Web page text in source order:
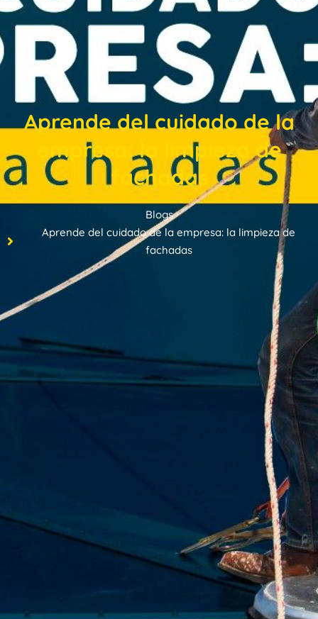
Aprende del cuidado de la
empresa: la limpieza de
fachadas
Blogs
Aprende del cuidado de la empresa: la limpieza de
fachadas